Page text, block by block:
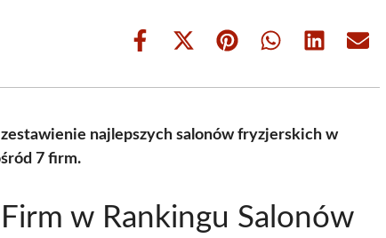
Share
Share
(Twitter)
Share Share Share Share
najlepszych salonów fryzjerskich w
7 firm.
w Rankingu Salonów